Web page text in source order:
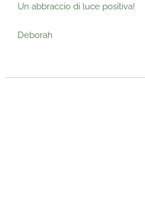
Un abbraccio di luce positiva!
Deborah